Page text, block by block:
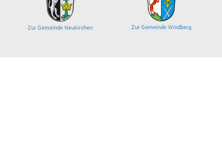
Zur Gemeinde Neukirchen Zur Gemeinde Windberg